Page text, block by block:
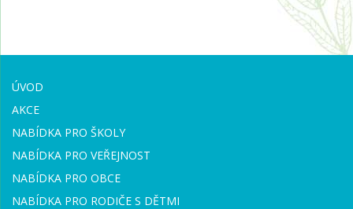
ÚVOD
AKCE
NABÍDKA PRO ŠKOLY
NABÍDKA PRO VEŘEJNOST
NABÍDKA PRO OBCE
NABÍDKA PRO RODIČE S DĚTMI